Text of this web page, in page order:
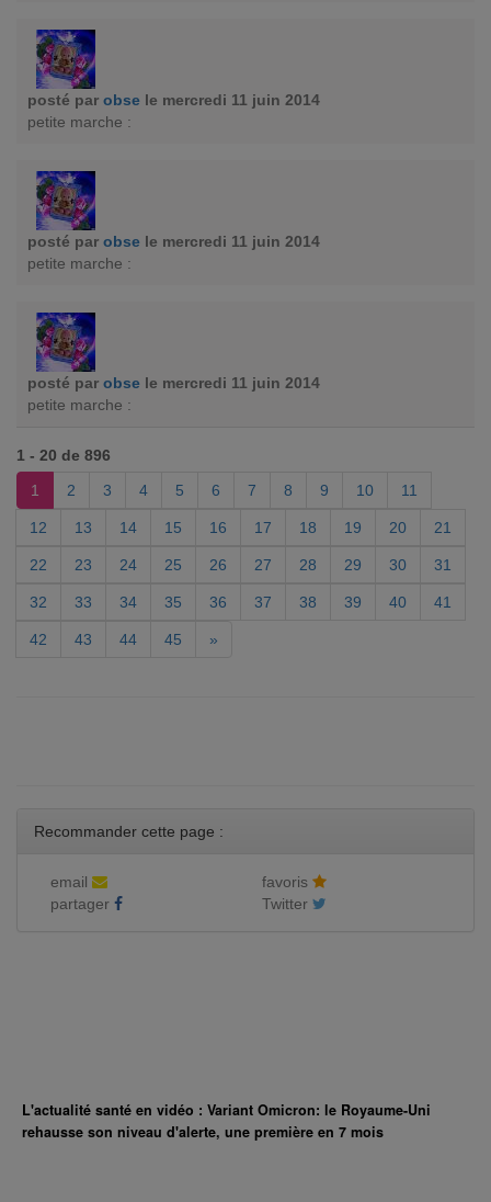
posté par obse le mercredi 11 juin 2014
petite marche :
posté par obse le mercredi 11 juin 2014
petite marche :
posté par obse le mercredi 11 juin 2014
petite marche :
1 - 20 de 896
1
2 3 4 5 6 7 8 9 10 11
12 13 14 15 16 17 18 19 20 21
22 23 24 25 26 27 28 29 30 31
32 33 34 35 36 37 38 39 40 41
42 43 44 45 »
Recommander cette page :
email
favoris
partager
Twitter
L'actualité santé en vidéo : Variant Omicron: le Royaume-Uni
rehausse son niveau d'alerte, une première en 7 mois